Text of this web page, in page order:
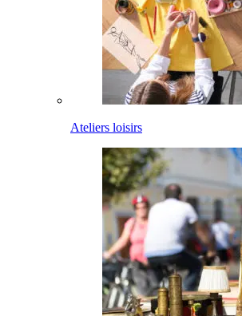
Ateliers loisirs